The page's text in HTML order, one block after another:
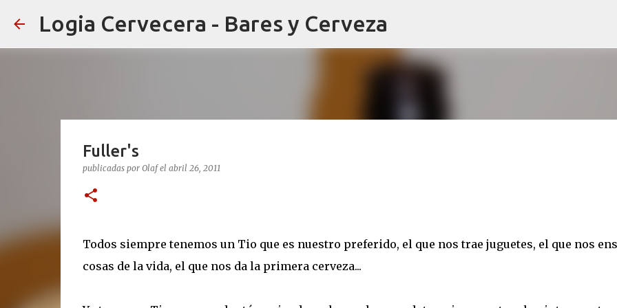
Logia Cervecera - Bares y Cerveza
Fuller's
publicadas por Olaf el abril 26, 2011
Todos siempre tenemos un Tio que es nuestro preferido, el que nos trae juguetes, el que nos
cosas de la vida, el que nos da la primera cerveza...